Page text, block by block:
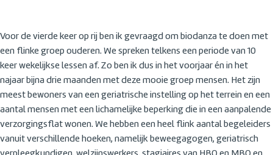
Voor de vierde keer op rij ben ik gevraagd om biodanza te doen met
een flinke groep ouderen. We spreken telkens een periode van 10
keer wekelijkse lessen af. Zo ben ik dus in het voorjaar én in het
najaar bijna drie maanden met deze mooie groep mensen. Het zijn
meest bewoners van een geriatrische instelling op het terrein en een
aantal mensen met een lichamelijke beperking die in een aanpalende
verzorgingsflat wonen. We hebben een heel flink aantal begeleiders
vanuit verschillende hoeken, namelijk beweegagogen, geriatrisch